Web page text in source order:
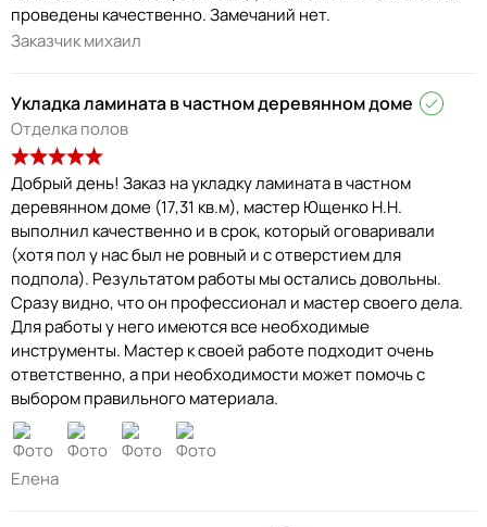
проведены качественно. Замечаний нет.
Заказчик михаил
Укладка ламината в частном деревянном доме
Отделка полов
Добрый день! Заказ на укладку ламината в частном
деревянном доме (17,31 кв.м), мастер Ющенко Н.Н.
выполнил качественно и в срок, который оговаривали
(хотя пол у нас был не ровный и с отверстием для
подпола). Результатом работы мы остались довольны.
Сразу видно, что он профессионал и мастер своего дела.
Для работы у него имеются все необходимые
инструменты. Мастер к своей работе подходит очень
ответственно, а при необходимости может помочь с
выбором правильного материала.
Елена